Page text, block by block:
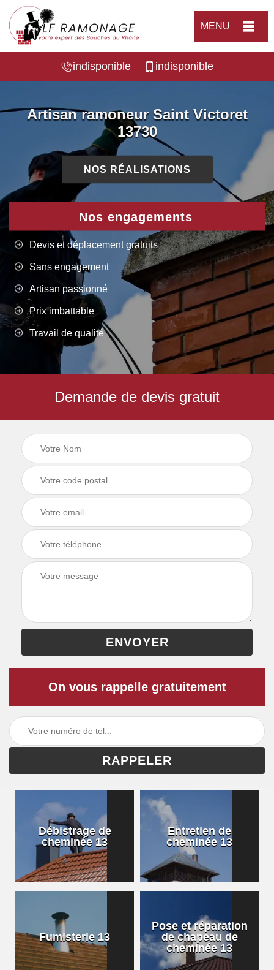
MENU
indisponible indisponible
Artisan ramoneur Saint Victoret
13730
NOS RÉALISATIONS
Nos engagements
Devis et déplacement gratuits
Sans engagement
Artisan passionné
Prix imbattable
Travail de qualité
Demande de devis gratuit
On vous rappelle gratuitement
Débistrage de
cheminée 13
Entretien de
cheminée 13
Fumisterie 13
Pose et réparation
de chapeau de
cheminée 13